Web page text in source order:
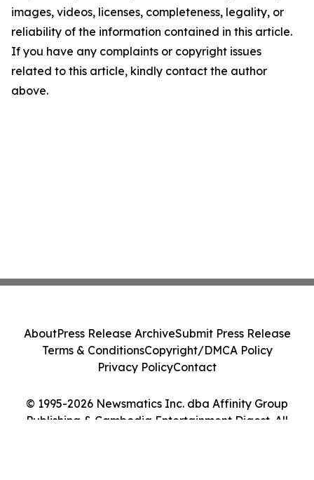
images, videos, licenses, completeness, legality, or
reliability of the information contained in this article.
If you have any complaints or copyright issues
related to this article, kindly contact the author
above.
© 1995-2026 Newsmatics Inc. dba Affinity Group
Publishing & Cambodia Entertainment Digest. All
AboutPress Release ArchiveSubmit Press Release
Terms & ConditionsCopyright/DMCA Policy
Privacy PolicyContact